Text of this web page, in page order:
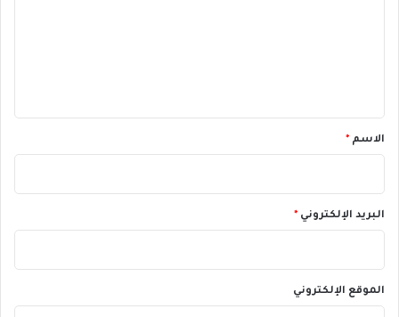
*الاسم *
البريد الإلكتروني *
الموقع الإلكتروني